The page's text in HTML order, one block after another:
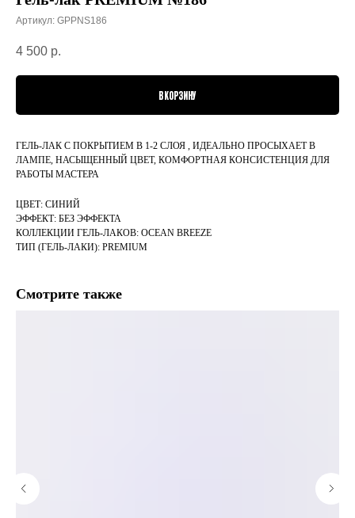
Артикул: GPPNS186
4 500 р.
В КОРЗИНУ
ГЕЛЬ-ЛАК С ПОКРЫТИЕМ В 1-2 СЛОЯ , ИДЕАЛЬНО ПРОСЫХАЕТ В
ЛАМПЕ, НАСЫЩЕННЫЙ ЦВЕТ, КОМФОРТНАЯ КОНСИСТЕНЦИЯ ДЛЯ
РАБОТЫ МАСТЕРА
ЦВЕТ: СИНИЙ
ЭФФЕКТ: БЕЗ ЭФФЕКТА
КОЛЛЕКЦИИ ГЕЛЬ-ЛАКОВ: OCEAN BREEZE
ТИП (ГЕЛЬ-ЛАКИ): PREMIUM
Смотрите также